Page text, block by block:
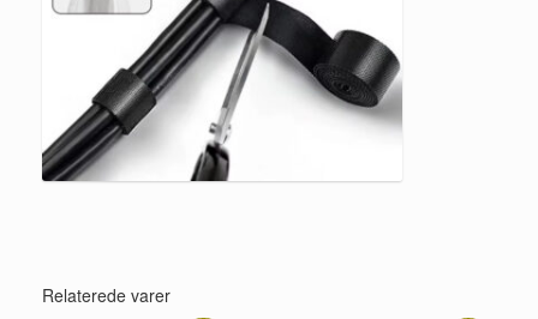
Relaterede varer